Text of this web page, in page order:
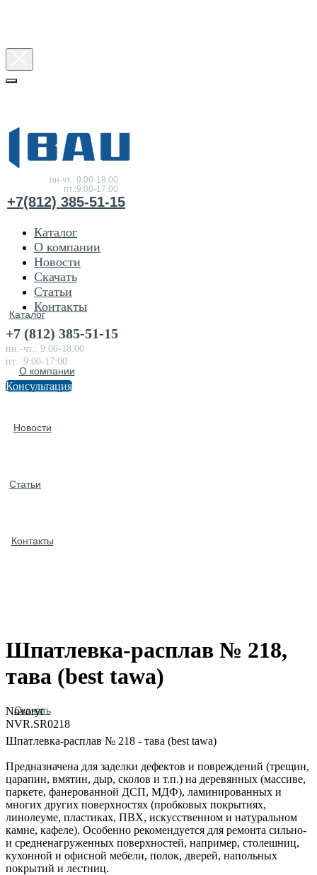
Консультация
по
товарам
пн-чт.: 9:00-18:00
пт.:9:00-17:00
+7(812) 385-51-15
Каталог
О компании
Новости
Статьи
Контакты
Скачать
Каталог
О компании
Новости
Скачать
Статьи
Контакты
+7 (812) 385-51-15
пн.-чт.: 9:00-18:00
пт.: 9:00-17:00
Консультация
Шпатлевка-расплав № 218,
тава (best tawa)
Novoryt
NVR.SR0218
Шпатлевка-расплав № 218 - тава (best tawa)
Предназначена для заделки дефектов и повреждений (трещин,
царапин, вмятин, дыр, сколов и т.п.) на деревянных (массиве,
паркете, фанерованной ДСП, МДФ), ламинированных и
многих других поверхностях (пробковых покрытиях,
линолеуме, пластиках, ПВХ, искусственном и натуральном
камне, кафеле). Особенно рекомендуется для ремонта сильно‐
и средненагруженных поверхностей, например, столешниц,
кухонной и офисной мебели, полок, дверей, напольных
покрытий и лестниц.